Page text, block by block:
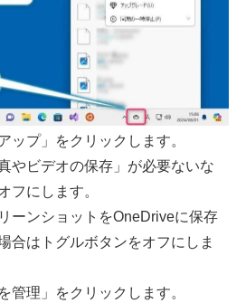
プ」をクリックします。
やビデオの保存」が必要ないな
フにします。
ーンショットをOneDriveに保存
合はトグルボタンをオフにしま
理」をクリックします。